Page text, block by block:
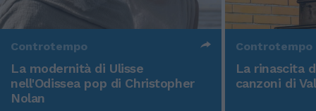
Controtempo
La modernità di Ulisse
nell'Odissea pop di Christopher
Nolan
Controtempo
La rinascita
canzoni di